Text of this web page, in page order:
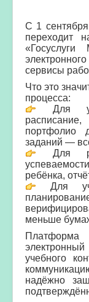
С 1
переходит
сервисы
Что это
процесса:
Для
расписание,
портфолио
заданий —
Для
ребёнка,
Для
меньше
Платформа
учебного
надёжно